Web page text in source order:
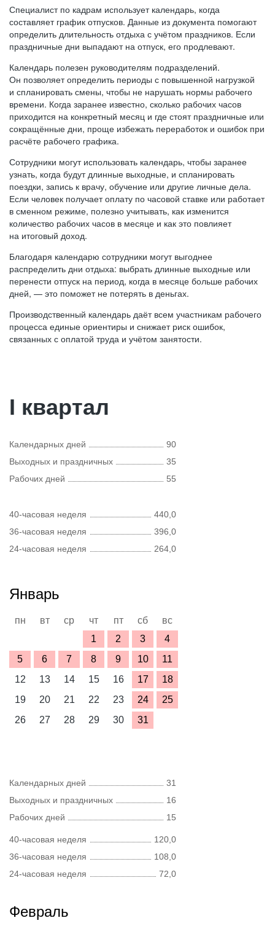
Специалист по кадрам использует календарь, когда
составляет график отпусков. Данные из документа помогают
определить длительность отдыха с учётом праздников. Если
праздничные дни выпадают на отпуск, его продлевают.
Календарь полезен руководителям подразделений.
Он позволяет определить периоды с повышенной нагрузкой
и спланировать смены, чтобы не нарушать нормы рабочего
времени. Когда заранее известно, сколько рабочих часов
приходится на конкретный месяц и где стоят праздничные или
сокращённые дни, проще избежать переработок и ошибок при
расчёте рабочего графика.
Сотрудники могут использовать календарь, чтобы заранее
узнать, когда будут длинные выходные, и спланировать
поездки, запись к врачу, обучение или другие личные дела.
Если человек получает оплату по часовой ставке или работает
в сменном режиме, полезно учитывать, как изменится
количество рабочих часов в месяце и как это повлияет
на итоговый доход.
Благодаря календарю сотрудники могут выгоднее
распределить дни отдыха: выбрать длинные выходные или
перенести отпуск на период, когда в месяце больше рабочих
дней, — это поможет не потерять в деньгах.
Производственный календарь даёт всем участникам рабочего
процесса единые ориентиры и снижает риск ошибок,
связанных с оплатой труда и учётом занятости.
I квартал
Календарных дней
90
Выходных и праздничных
35
Рабочих дней
55
40-часовая неделя
440,0
36-часовая неделя
396,0
24-часовая неделя
264,0
Январь
пн вт ср чт пт сб
вс
1
2 3
4
5
6 7 8 9 10
11
12
13 14 15 16 17
18
19
20 21 22 23 24
25
26
27 28 29 30 31
Календарных дней
31
Выходных и праздничных
16
Рабочих дней
15
40-часовая неделя
120,0
36-часовая неделя
108,0
24-часовая неделя
72,0
Февраль